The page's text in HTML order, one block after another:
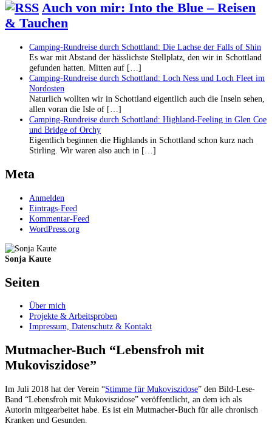
Auch von mir: Into the Blue – Reisen
& Tauchen
Camping-Rundreise durch Schottland: Die Lachse der Falls of Shin
Es war mit Abstand der hässlichste Stellplatz, den wir in Schottland
gefunden hatten. Mitten auf […]
Camping-Rundreise durch Schottland: Loch Ness und Loch Fleet im
Nordosten
Naturlich wollten wir in Schottland eigentlich auch die Inseln sehen,
allen voran die Isle of […]
Camping-Rundreise durch Schottland: Highland-Feeling in Glen Coe
und Bridge of Orchy
Eigentlich beginnen die Highlands in Schottland schon kurz nach
Stirling. Wir waren also auch in […]
Meta
Anmelden
Eintrags-Feed
Kommentar-Feed
WordPress.org
Sonja Kaute
Seiten
Über mich
Projekte & Arbeitsproben
Impressum, Datenschutz & Kontakt
Mutmacher-Buch “Lebensfroh mit
Mukoviszidose”
Im Juli 2018 hat der Verein “Stimme für Mukoviszidose” den Bild-Lese-
Band “Lebensfroh mit Mukoviszidose” veröffentlicht, an dem ich als
Autorin mitgearbeitet habe. Es ist ein Mutmacher-Buch für alle chronisch
Kranken und Gesunden.